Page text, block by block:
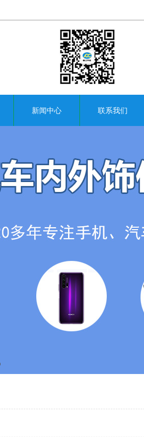
新闻中心 联系我们